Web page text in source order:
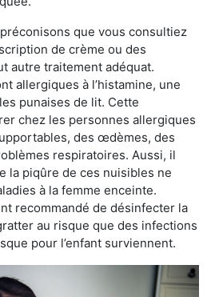
préconisons que vous consultiez
de crème ou des
autre traitement adéquat.
allergiques à l’histamine, une
punaises de lit. Cette
chez les personnes allergiques
des œdèmes, des
respiratoires. Aussi, il
la piqûre de ces nuisibles ne
à la femme enceinte.
recommandé de désinfecter la
au risque que des infections
pour l’enfant surviennent.